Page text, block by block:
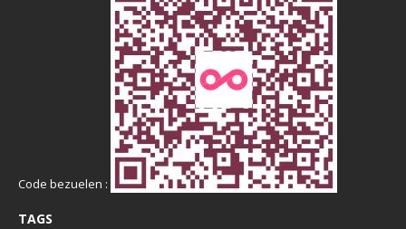
Code bezuelen :
TAGS